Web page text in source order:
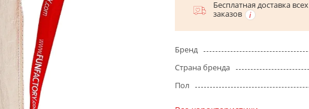
Бесплатная доставка всех
заказов
Бренд
Страна бренда
Пол